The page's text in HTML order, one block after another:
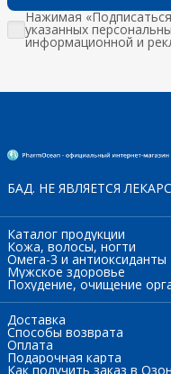
Нажимая
указанных
информационной и
БАД. НЕ ЯВЛЯЕТСЯ
Каталог продукции
Кожа, волосы, ногти
Омега-3 и антиоксиданты
Мужское здоровье
Похудение, очищение
Доставка
Способы возврата
Оплата
Подарочная карта
Как получить заказ в Озон